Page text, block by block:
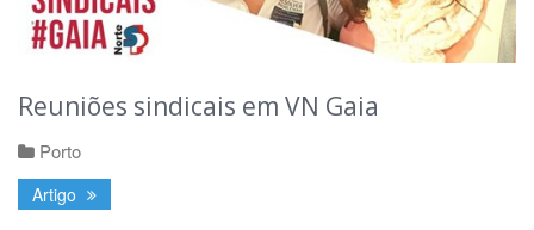
Reuniões sindicais em VN Gaia
Porto
Artigo